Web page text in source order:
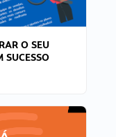
O SEU
SUCESSO